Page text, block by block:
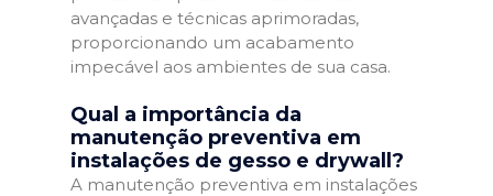
avançadas e técnicas aprimoradas,
proporcionando um acabamento
impecável aos ambientes de sua casa.
Qual a importância da
manutenção preventiva em
instalações de gesso e drywall?
A manutenção preventiva em instalações